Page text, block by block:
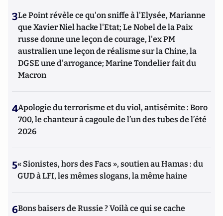
3Le Point révèle ce qu'on sniffe à l'Elysée, Marianne
que Xavier Niel hacke l'Etat; Le Nobel de la Paix
russe donne une leçon de courage, l'ex PM
australien une leçon de réalisme sur la Chine, la
DGSE une d'arrogance; Marine Tondelier fait du
Macron
4Apologie du terrorisme et du viol, antisémite : Boro
700, le chanteur à cagoule de l’un des tubes de l’été
2026
5« Sionistes, hors des Facs », soutien au Hamas : du
GUD à LFI, les mêmes slogans, la même haine
6Bons baisers de Russie ? Voilà ce qui se cache